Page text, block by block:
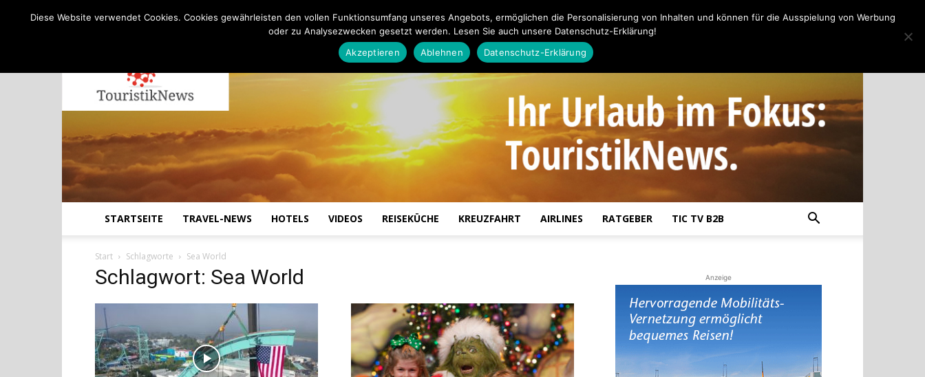
|
STARTSEITE TRAVEL-NEWS HOTELS VIDEOS REISEKÜCHE KREUZFAHRT AIRLINES RATGEBER TIC TV B2B
Start Schlagworte Sea World
Schlagwort: Sea World Anzeige
Diese Website verwendet Cookies. Cookies gewährleisten den vollen Funktionsumfang unseres Angebots, ermöglichen die Personalisierung von Inhalten und können für die Ausspielung von Werbung
oder zu Analysezwecken gesetzt werden. Lesen Sie auch unsere Datenschutz-Erklärung!
Akzeptieren
Ablehnen Datenschutz-Erklärung